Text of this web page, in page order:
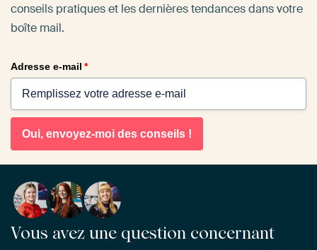
conseils pratiques et les dernières tendances dans votre
boîte mail.
Adresse e-mail *
Oui, envoyez-moi des conseils !
Vous avez une question concernant